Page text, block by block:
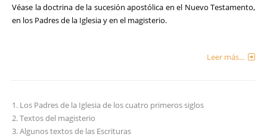
Véase la doctrina de la sucesión apostólica en el Nuevo Testamento,
en los Padres de la Iglesia y en el magisterio.
Leer más...
Los Padres de la Iglesia de los cuatro primeros siglos
Textos del magisterio
Algunos textos de las Escrituras